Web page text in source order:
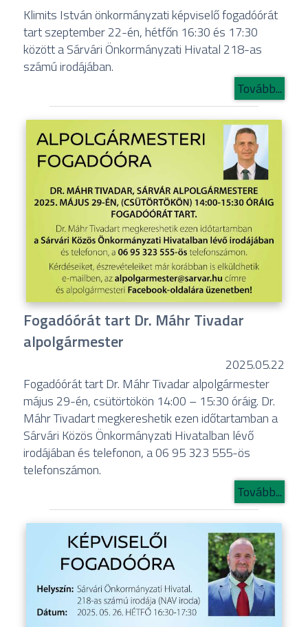
Klimits István önkormányzati képviselő fogadóórát
tart szeptember 22-én, hétfőn 16:30 és 17:30
között a Sárvári Önkormányzati Hivatal 218-as
számú irodájában.
Tovább...
Fogadóórát tart Dr. Máhr Tivadar
alpolgármester
2025.05.22
Fogadóórát tart Dr. Máhr Tivadar alpolgármester
május 29-én, csütörtökön 14:00 – 15:30 óráig. Dr.
Máhr Tivadart megkereshetik ezen időtartamban a
Sárvári Közös Önkormányzati Hivatalban lévő
irodájában és telefonon, a 06 95 323 555-ös
telefonszámon.
Tovább...